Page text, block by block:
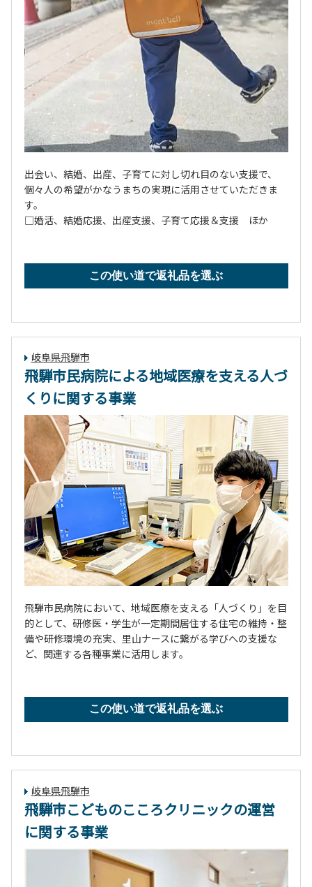
出会い、結婚、出産、子育てに対し切れ目のない支援で、
個々人の希望がかなうまちの実現に活用させていただきま
す。
□婚活、結婚応援、出産支援、子育て応援＆支援 ほか
この使い道で返礼品を選ぶ
岐阜県飛騨市
飛騨市民病院による地域医療を支える人づ
くりに関する事業
飛騨市民病院において、地域医療を支える「人づくり」を目
的として、研修医・学生が一定期間居住する住宅の維持・整
備や研修環境の充実、里山ナースに繋がる学びへの支援な
ど、関連する各種事業に活用します。
この使い道で返礼品を選ぶ
岐阜県飛騨市
飛騨市こどものこころクリニックの運営
に関する事業